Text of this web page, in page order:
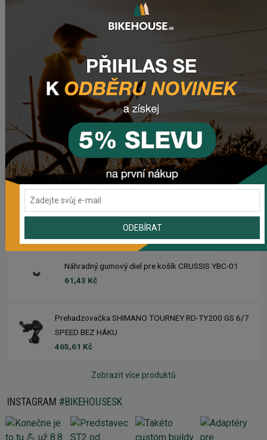
NAPOSLEDY PŘIDANÉ PRODUKTY
Sedlo CHROMAG LIMBER
2 420,18 Kč
Zimušné Rukavice CHROMAG SIGNAL
1 104,44 Kč
Sedlo CHROMAG TRAILMASTER DT V2
2 223,62 Kč
Rebuild kit pedálov CHROMAG SYNTH
Náhradný gumový diel pre košík CRUSSIS YBC-01
61,43 Kč
Prehadzovačka SHIMANO TOURNEY RD-TY200 GS 6/7
SPEED BEZ HÁKU
465,61 Kč
Zobrazit více produktů
INSTAGRAM #BIKEHOUSESK
ODEBÍRAT